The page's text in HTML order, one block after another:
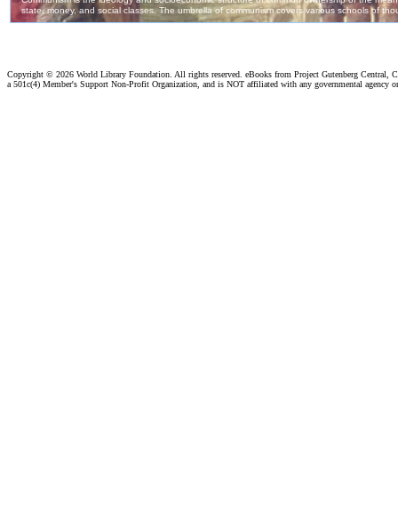
Copyright © 2026 World Library Foundation. All rights reserved. eBooks from Project Gutenberg Central,
a 501c(4) Member's Support Non-Profit Organization, and is NOT affiliated with any governmental agency